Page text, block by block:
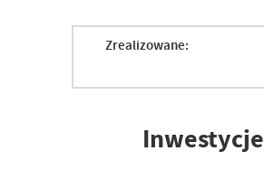
Zrealizowane:
Inwestycje